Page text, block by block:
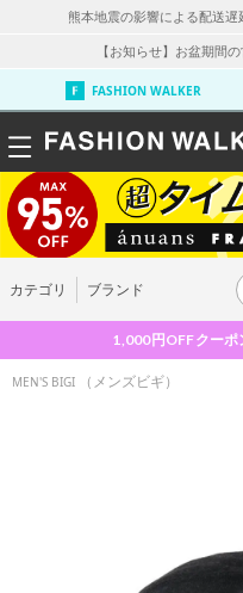
熊本地震の影響による配送遅
【お知らせ】お盆期間
FASHION WALKER
カテゴリ ブランド
1,000円OFFクーポ
MEN'S BIGI （メンズビギ）